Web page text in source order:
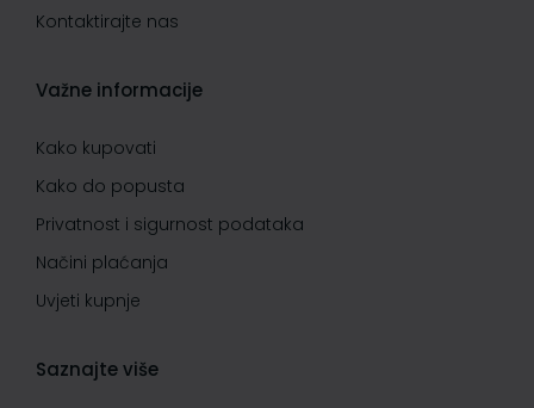
Kontaktirajte nas
Važne informacije
Kako kupovati
Kako do popusta
Privatnost i sigurnost podataka
Načini plaćanja
Uvjeti kupnje
Saznajte više